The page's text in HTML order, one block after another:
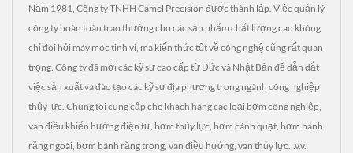
Năm 1981, Công ty TNHH Camel Precision được thành lập. Việc quản lý
công ty hoàn toàn trao thưởng cho các sản phẩm chất lượng cao không
chỉ đòi hỏi máy móc tinh vi, mà kiến thức tốt về công nghệ cũng rất quan
trọng. Công ty đã mời các kỹ sư cao cấp từ Đức và Nhật Bản để dẫn dắt
việc sản xuất và đào tạo các kỹ sư địa phương trong ngành công nghiệp
thủy lực. Chúng tôi cung cấp cho khách hàng các loại bơm công nghiệp,
van điều khiển hướng điện từ, bơm thủy lực, bơm cánh quạt, bơm bánh
răng ngoài, bơm bánh răng trong, van điều hướng, van thủy lực...v.v.